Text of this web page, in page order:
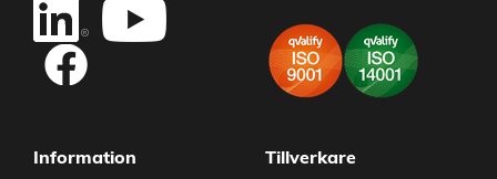
Information Tillverkare